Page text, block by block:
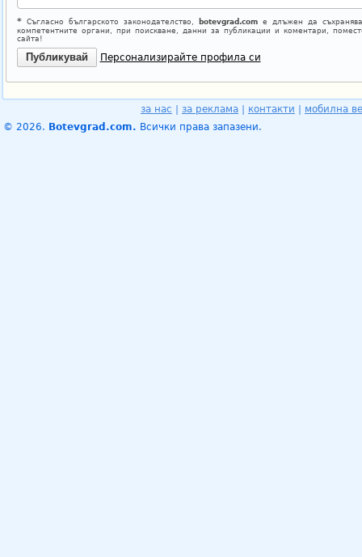
*Съгласно българското законодателство, botevgrad.comе длъжен да
компетентните органи, при поискване, данни за публикации и коментари,
сайта!
Персонализирайте профила си
за нас за реклама контакти
мобилна
© 2026. Botevgrad.com. Всички права запазени.